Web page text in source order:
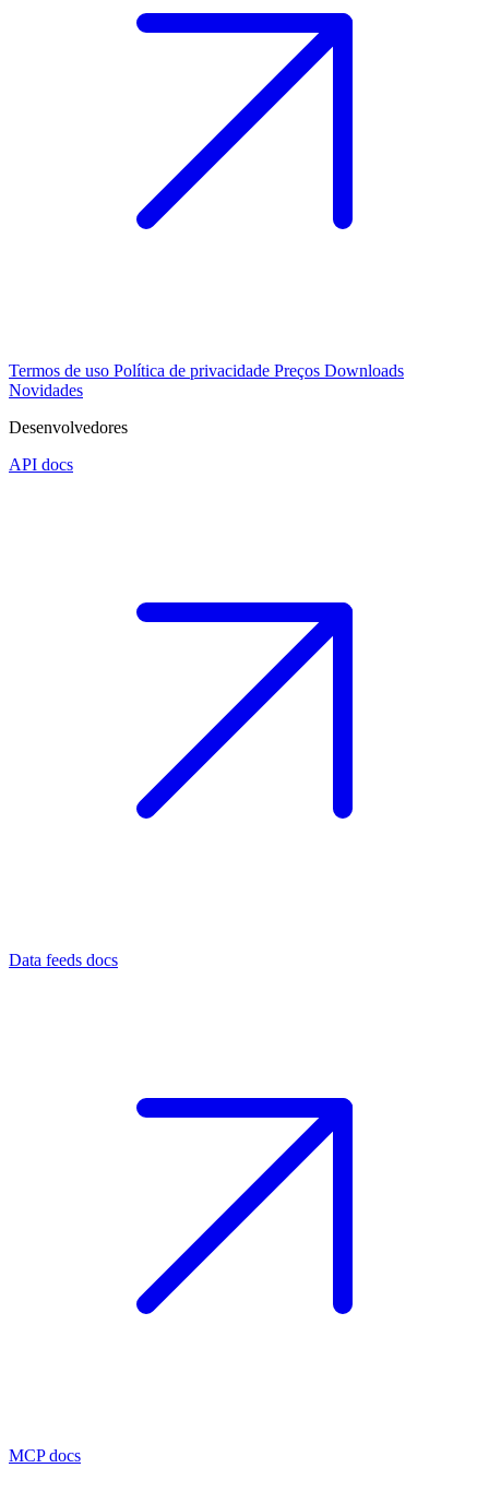
Termos de uso Política de privacidade Preços Downloads
Novidades
Desenvolvedores
API docs
Data feeds docs
MCP docs